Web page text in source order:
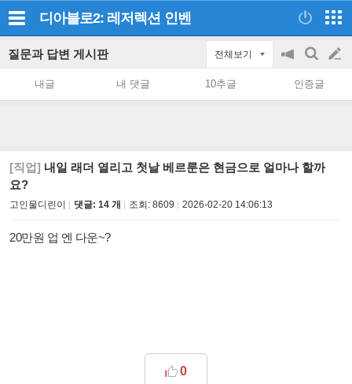
디아블로2: 레저렉션 인벤
질문과 답변 게시판 전체보기
공
on/off
검
색
글
쓰
내글 내 댓글 10추글 인증글
[직업] 내일 래더 열리고 첫날 베르룬은 현금으로 얼마나 할까
요?
고인물디린이 댓글: 14 개 조회: 8609 2026-02-20 14:06:13
20만원 업 엔 다운~?
0